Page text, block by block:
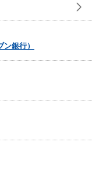
銀行）